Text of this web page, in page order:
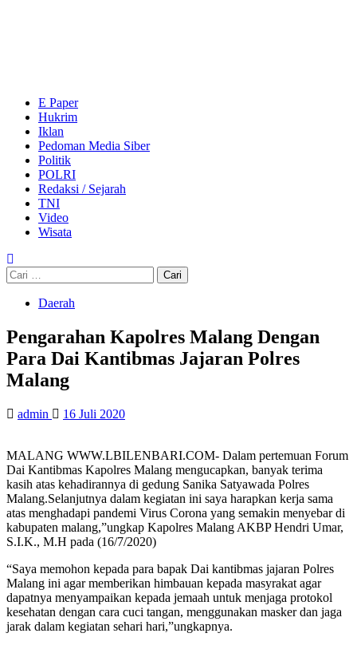
E Paper
Hukrim
Iklan
Pedoman Media Siber
Politik
POLRI
Redaksi / Sejarah
TNI
Video
Wisata
Cari
untuk:
Daerah
Pengarahan Kapolres Malang Dengan
Para Dai Kantibmas Jajaran Polres
Malang
admin 16 Juli 2020
MALANG WWW.LBILENBARI.COM- Dalam pertemuan Forum
Dai Kantibmas Kapolres Malang mengucapkan, banyak terima
kasih atas kehadirannya di gedung Sanika Satyawada Polres
Malang.Selanjutnya dalam kegiatan ini saya harapkan kerja sama
atas menghadapi pandemi Virus Corona yang semakin menyebar di
kabupaten malang,”ungkap Kapolres Malang AKBP Hendri Umar,
S.I.K., M.H pada (16/7/2020)
“Saya memohon kepada para bapak Dai kantibmas jajaran Polres
Malang ini agar memberikan himbauan kepada masyrakat agar
dapatnya menyampaikan kepada jemaah untuk menjaga protokol
kesehatan dengan cara cuci tangan, menggunakan masker dan jaga
jarak dalam kegiatan sehari hari,”ungkapnya.